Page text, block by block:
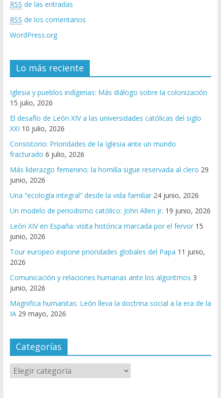
RSS de las entradas
RSS de los comentarios
WordPress.org
Lo más reciente
Iglesia y pueblos indígenas: Más diálogo sobre la colonización
15 julio, 2026
El desafío de León XIV a las universidades católicas del siglo
XXI 10 julio, 2026
Consistorio: Prioridades de la Iglesia ante un mundo
fracturado 6 julio, 2026
Más liderazgo femenino; la homilía sigue reservada al clero 29
junio, 2026
Una “ecología integral” desde la vida familiar 24 junio, 2026
Un modelo de periodismo católico: John Allen Jr. 19 junio, 2026
León XIV en España: visita histórica marcada por el fervor 15
junio, 2026
Tour europeo expone prioridades globales del Papa 11 junio,
2026
Comunicación y relaciones humanas ante los algoritmos 3
junio, 2026
Magnifica humanitas: León lleva la doctrina social a la era de la
IA 29 mayo, 2026
Categorías